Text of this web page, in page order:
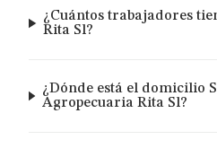
¿Cuántos trabajadores
Rita Sl?
¿Dónde está el domicilio
Agropecuaria Rita Sl?